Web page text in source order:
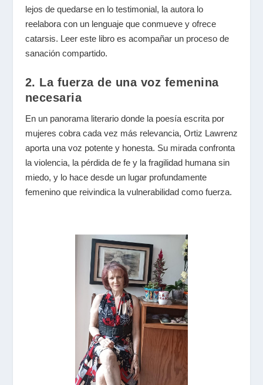
lejos de quedarse en lo testimonial, la autora lo
reelabora con un lenguaje que conmueve y ofrece
catarsis. Leer este libro es acompañar un proceso de
sanación compartido.
2. La fuerza de una voz femenina
necesaria
En un panorama literario donde la poesía escrita por
mujeres cobra cada vez más relevancia, Ortiz Lawrenz
aporta una voz potente y honesta. Su mirada confronta
la violencia, la pérdida de fe y la fragilidad humana sin
miedo, y lo hace desde un lugar profundamente
femenino que reivindica la vulnerabilidad como fuerza.